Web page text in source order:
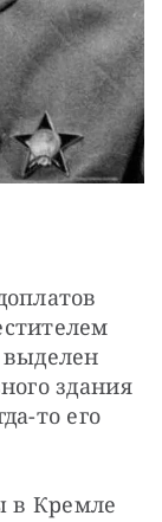
здания
то его
в Кремле